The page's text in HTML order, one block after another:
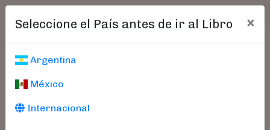
Seleccione el País antes de ir al Libro ×
Argentina
México
Internacional